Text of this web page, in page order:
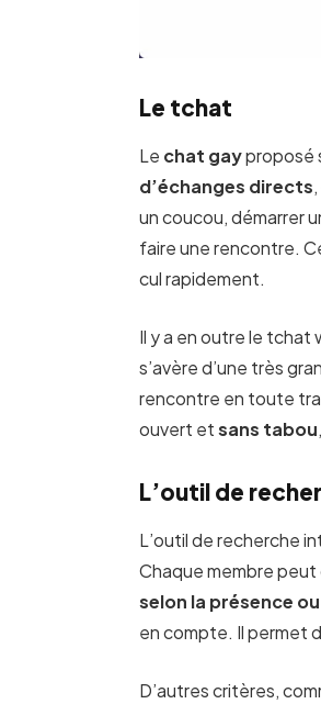
Le tchat
Le chat gayproposé
d’échanges directs
un coucou, démarrer
faire une rencontre.
cul rapidement.
Il y a en outre le
s’avère d’une très
rencontre en toute
ouvert etsans tabou
L’outil de
L’outil de recherche
Chaque membre peut
selon la présence
en compte. Il permet
D’autres critères,